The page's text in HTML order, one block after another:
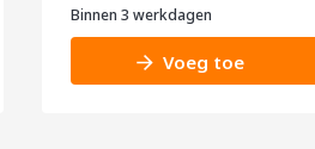
Binnen 3 werkdagen
Voeg toe